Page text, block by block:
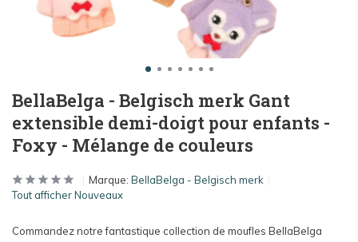
BellaBelga - Belgisch merk Gant
extensible demi-doigt pour enfants -
Foxy - Mélange de couleurs
Marque: BellaBelga - Belgisch merk
Tout afficher Nouveaux
Commandez notre fantastique collection de moufles BellaBelga